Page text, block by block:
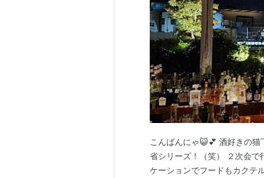
こんばんにゃ😺💕 酒好きの
省シリーズ！（笑） ２次会で
ケーションでフードもカクテ